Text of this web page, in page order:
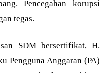
Pencegahan korupsi
tegas.
SDM bersertifikat, H.
Pengguna Anggaran (PA)